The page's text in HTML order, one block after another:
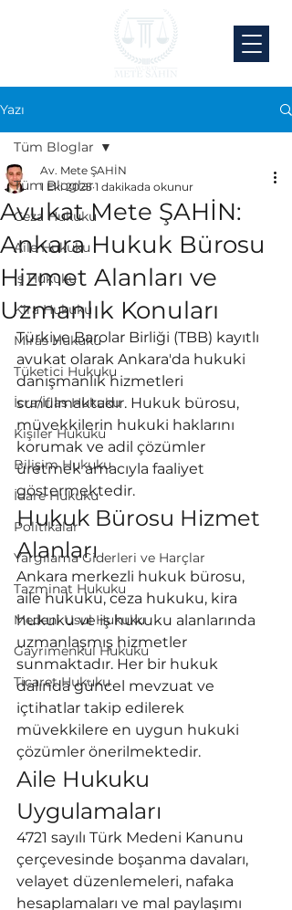
Yazı
Tüm Bloglar
Ceza Hukuku
Aile Hukuku
İş Hukuku
Kira Hukuku
Miras Hukuku
Tüketici Hukuku
İcra/İflas Hukuku
Kişiler Hukuku
Bilişim Hukuku
İdare Hukuku
Politikalar
Yargılama Giderleri ve Harçlar
Tazminat Hukuku
Medeni Usul Hukuku
Gayrimenkul Hukuku
Ticaret Hukuku
Tüm Bloglar
Avukat Mete ŞAHİN:
Ankara Hukuk Bürosu
Hizmet Alanları ve
Uzmanlık Konuları
Av. Mete ŞAHİN
1 Eki 2025 1 dakikada okunur
Türkiye Barolar Birliği (TBB) kayıtlı
avukat olarak Ankara'da hukuki
danışmanlık hizmetleri
sunulmaktadır. Hukuk bürosu,
müvekkilerin hukuki haklarını
korumak ve adil çözümler
üretmek amacıyla faaliyet
göstermektedir.
Hukuk Bürosu Hizmet
Alanları
Ankara merkezli hukuk bürosu,
aile hukuku, ceza hukuku, kira
hukuku ve iş hukuku alanlarında
uzmanlaşmış hizmetler
sunmaktadır. Her bir hukuk
dalında güncel mevzuat ve
içtihatlar takip edilerek
müvekkilere en uygun hukuki
çözümler önerilmektedir.
Aile Hukuku
Uygulamaları
4721 sayılı Türk Medeni Kanunu
çerçevesinde boşanma davaları,
velayet düzenlemeleri, nafaka
hesaplamaları ve mal paylaşımı